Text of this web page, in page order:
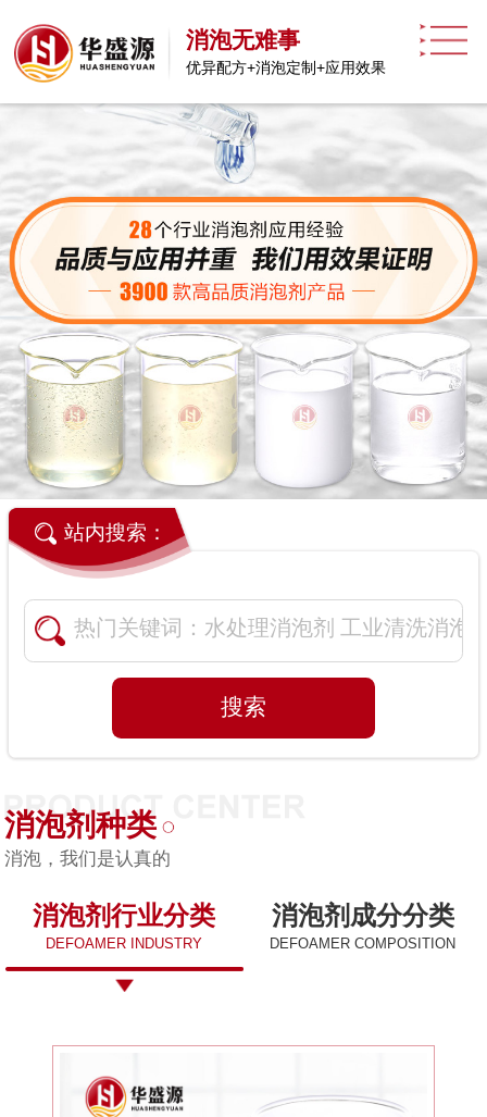
消泡无难事
优异配方+消泡定制+应用效果
站内搜索：
消泡剂种类
消泡，我们是认真的
消泡剂行业分类
DEFOAMER INDUSTRY
消泡剂成分分类
DEFOAMER COMPOSITION